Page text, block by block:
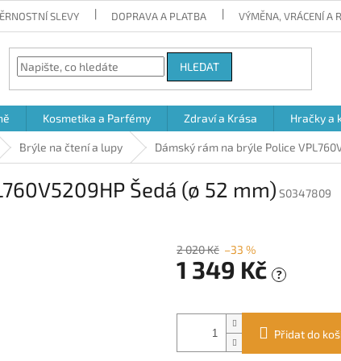
SLEVY DOPRAVA A PLATBA VÝMĚNA, VRÁCENÍ A
HLEDAT
Kosmetika a Parfémy Zdraví a Krása Hračky a
Brýle na čtení a lupy Dámský rám na brýle Police
Šedá (ø 52 mm) S0347809
2 020 Kč –33 %
1 349 Kč ?
cena:
Přidat do